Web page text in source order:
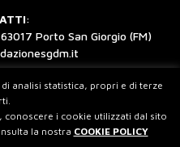
:
Porto San Giorgio (FM)
Giacomo della Marca
analisi statistica, propri e di terze
i cookie utilizzati dal sito
la nostra COOKIE POLICY